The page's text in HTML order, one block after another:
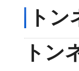
ト
トン